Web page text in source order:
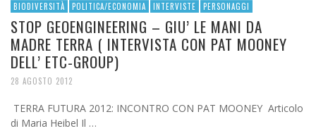
BIODIVERSITÀ POLITICA/ECONOMIA INTERVISTE PERSONAGGI
STOP GEOENGINEERING – GIU’ LE MANI DA
MADRE TERRA ( INTERVISTA CON PAT MOONEY
DELL’ ETC-GROUP)
28 AGOSTO 2012
TERRA FUTURA 2012: INCONTRO CON PAT MOONEY Articolo
di Maria Heibel Il …